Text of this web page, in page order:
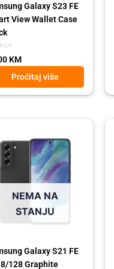
Galaxy S23 FE
View Wallet Case
KM
Pročitaj više
NEMA NA
STANJU
Galaxy S21 FE
8/128 Graphite
KM.
KM.